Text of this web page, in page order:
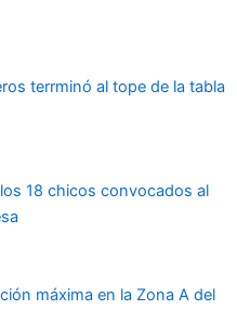
terrminó al tope de la tabla
18 chicos convocados al
máxima en la Zona A del